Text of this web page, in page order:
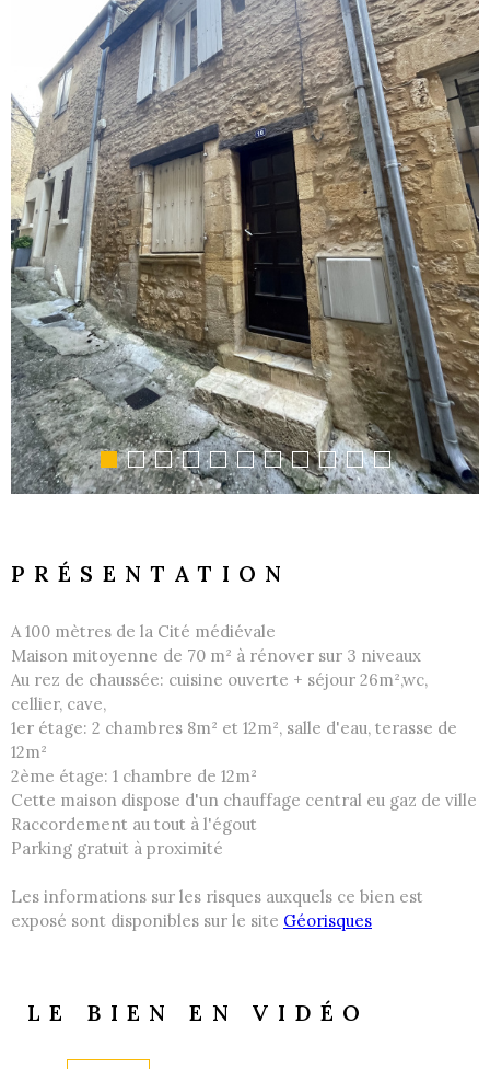
NOUS
PRÉSENTATION
A 100 mètres de la Cité médiévale
Maison mitoyenne de 70 m² à rénover sur 3 niveaux
Au rez de chaussée: cuisine ouverte + séjour 26m²,wc,
cellier, cave,
1er étage: 2 chambres 8m² et 12m², salle d'eau, terasse de
12m²
2ème étage: 1 chambre de 12m²
Cette maison dispose d'un chauffage central eu gaz de ville
Raccordement au tout à l'égout
Parking gratuit à proximité
Les informations sur les risques auxquels ce bien est
exposé sont disponibles sur le site Géorisques
LE BIEN EN VIDÉO